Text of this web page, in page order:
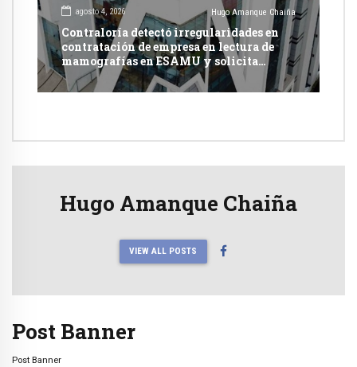
agosto 4, 2026 Hugo Amanque Chaiña
Contraloría detectó irregularidades en
contratación de empresa en lectura de
mamografías en ESAMU y solicita
acciones penales contra funcionarios
Hugo Amanque Chaiña
VIEW ALL POSTS
Post Banner
Post Banner